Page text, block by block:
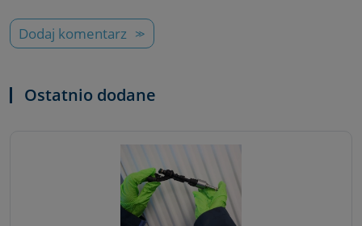
Dodaj komentarz
Ostatnio dodane